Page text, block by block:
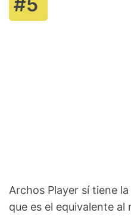
Archos Player sí tiene
que es el equivalente al